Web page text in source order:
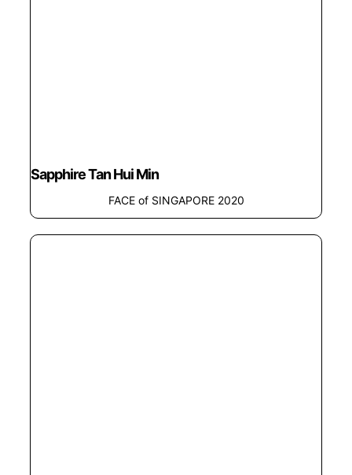
Sapphire Tan Hui Min
FACE of SINGAPORE 2020